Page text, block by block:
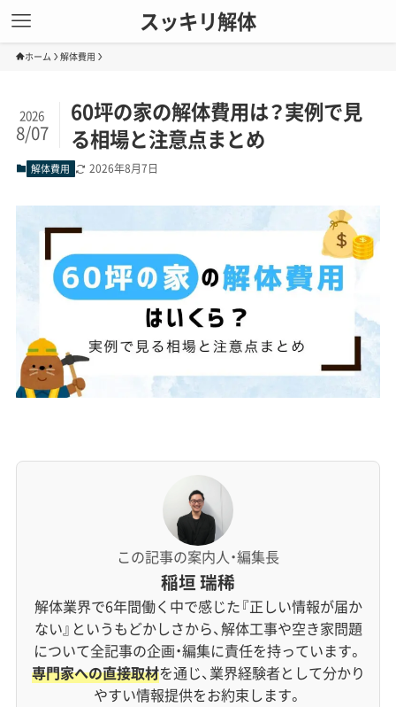
スッキリ解体
ホーム 解体費用
60坪の家の解体費用は？実例で見
る相場と注意点まとめ
2026
8/07
解体費用 2026年8月7日
この記事の案内人・編集長
稲垣 瑞稀
解体業界で6年間働く中で感じた『正しい情報が届か
ない』というもどかしさから、解体工事や空き家問題
について全記事の企画・編集に責任を持っています。
専門家への直接取材を通じ、業界経験者として分かり
やすい情報提供をお約束します。